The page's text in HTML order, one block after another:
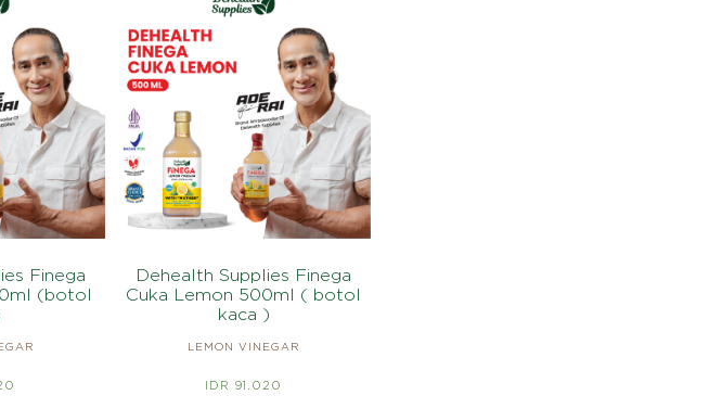
Finega
(botol
Dehealth Supplies Finega
Cuka Lemon 500ml ( botol
kaca )
LEMON VINEGAR
IDR 91.020